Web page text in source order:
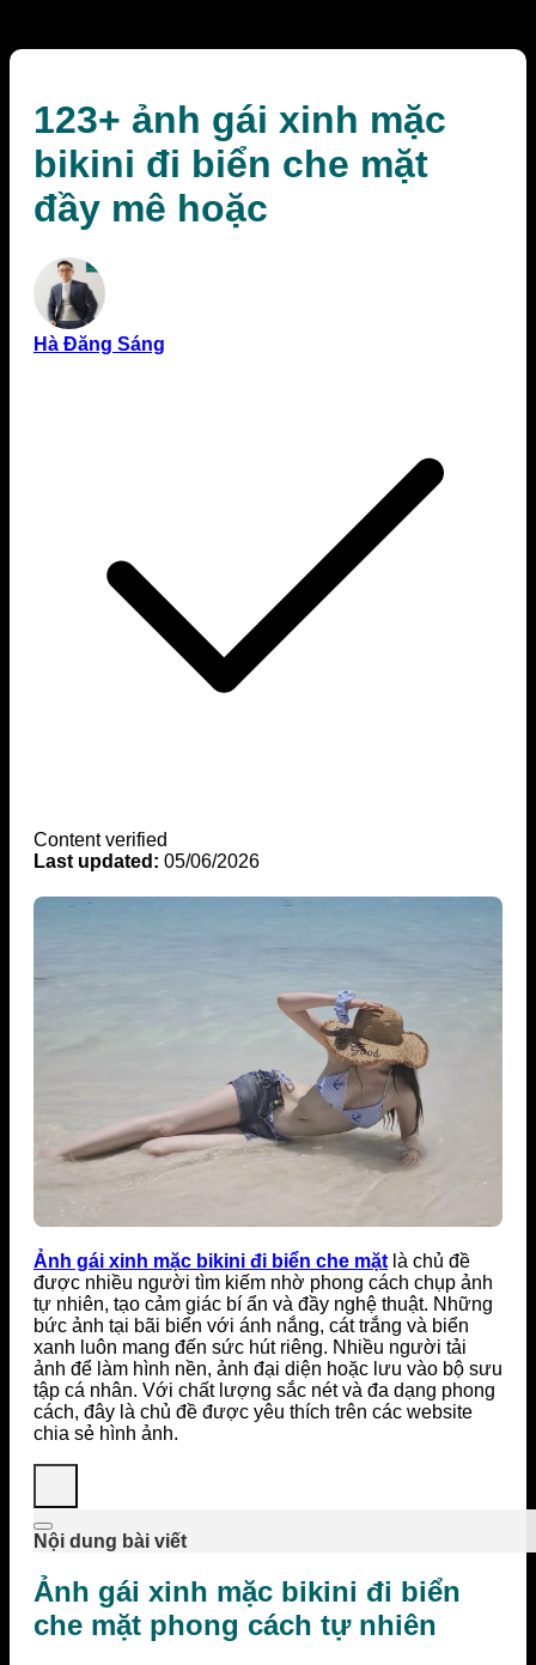
123+ ảnh gái xinh mặc
bikini đi biển che mặt
đầy mê hoặc
Hà Đăng Sáng
Content verified
Last updated: 05/06/2026
Ảnh gái xinh mặc bikini đi biển che mặt là chủ đề
được nhiều người tìm kiếm nhờ phong cách chụp ảnh
tự nhiên, tạo cảm giác bí ẩn và đầy nghệ thuật. Những
bức ảnh tại bãi biển với ánh nắng, cát trắng và biển
xanh luôn mang đến sức hút riêng. Nhiều người tải
ảnh để làm hình nền, ảnh đại diện hoặc lưu vào bộ sưu
tập cá nhân. Với chất lượng sắc nét và đa dạng phong
cách, đây là chủ đề được yêu thích trên các website
chia sẻ hình ảnh.
Nội dung bài viết
Ảnh gái xinh mặc bikini đi biển
che mặt phong cách tự nhiên